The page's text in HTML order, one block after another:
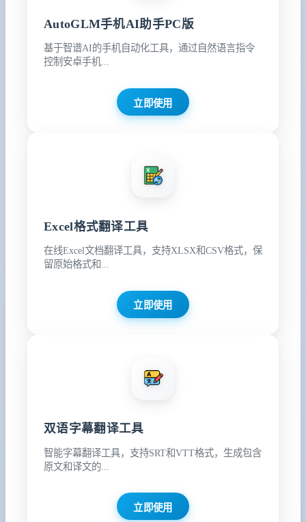
AutoGLM手机AI助手PC版
基于智谱AI的手机自动化工具，通过自然语言指令
控制安卓手机...
立即使用
Excel格式翻译工具
在线Excel文档翻译工具，支持XLSX和CSV格式，保
留原始格式和...
立即使用
双语字幕翻译工具
智能字幕翻译工具，支持SRT和VTT格式，生成包含
原文和译文的...
立即使用